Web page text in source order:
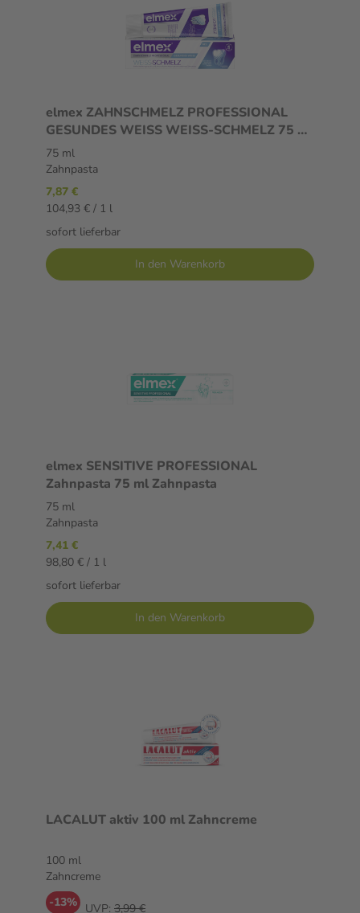
elmex ZAHNSCHMELZ PROFESSIONAL
GESUNDES WEISS WEISS-SCHMELZ 75 ml
Zahnpasta
75 ml
Zahnpasta
7,87 €
104,93 € / 1 l
sofort lieferbar
In den Warenkorb
elmex SENSITIVE PROFESSIONAL
Zahnpasta 75 ml Zahnpasta
75 ml
Zahnpasta
7,41 €
98,80 € / 1 l
sofort lieferbar
In den Warenkorb
LACALUT aktiv 100 ml Zahncreme
100 ml
Zahncreme
-13% UVP: 3,99 €